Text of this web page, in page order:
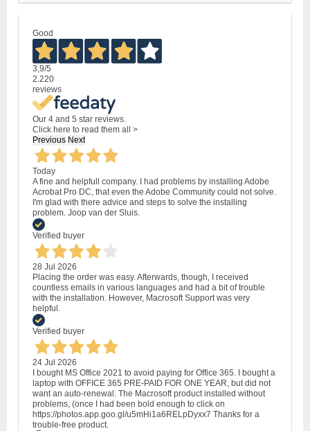
Good
3,9/5
2.220
reviews
Our 4 and 5 star reviews.
Click here to read them all >
Previous Next
Today
A fine and helpfull company. I had problems by installing Adobe
Acrobat Pro DC, that even the Adobe Community could not solve.
I'm glad with there advice and steps to solve the installing
problem. Joop van der Sluis.
Verified buyer
28 Jul 2026
Placing the order was easy. Afterwards, though, I received
countless emails in various languages and had a bit of trouble
with the installation. However, Macrosoft Support was very
helpful.
Verified buyer
24 Jul 2026
I bought MS Office 2021 to avoid paying for Office 365. I bought a
laptop with OFFICE 365 PRE-PAID FOR ONE YEAR, but did not
want an auto-renewal. The Macrosoft product installed without
problems, (once I had been bold enough to click on
https://photos.app.goo.gl/u5mHi1a6RELpDyxx7 Thanks for a
trouble-free product.